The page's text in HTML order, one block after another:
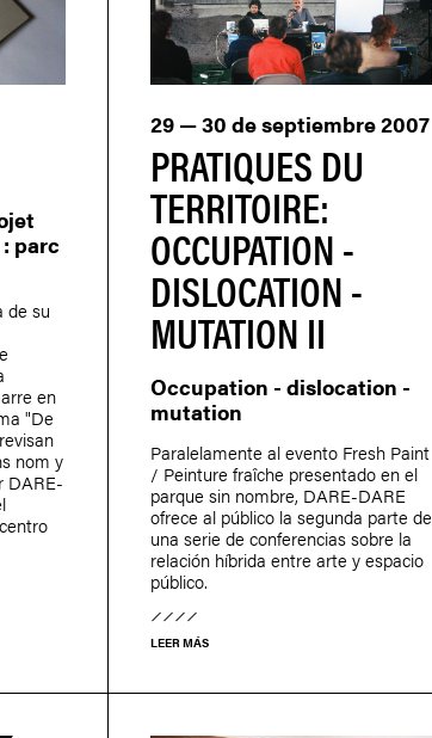
parc
de su
en
"De
nom y
DARE-
PRATIQUES DU
TERRITOIRE:
OCCUPATION -
DISLOCATION -
MUTATION II
29 — 30 de septiembre 2007
Occupation - dislocation -
mutation
Paralelamente al evento Fresh Paint
/ Peinture fraîche presentado en el
parque sin nombre, DARE-DARE
ofrece al público la segunda parte de
una serie de conferencias sobre la
relación híbrida entre arte y espacio
público.
LEER MÁS